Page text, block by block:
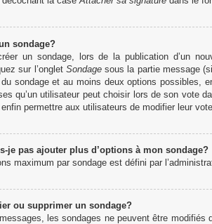
sondage?
un sondage, lors de la publication d’un
sur l’onglet Sondagesous la partie message
sondage et au moins deux options possibles,
qu’un utilisateur peut choisir lors de son vote
permettre aux utilisateurs de modifier leur
je pas ajouter plus d’options à mon sondage?
maximum par sondage est défini par
ou supprimer un sondage?
les sondages ne peuvent être modifiés